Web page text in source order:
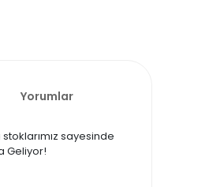
Yorumlar
sayesinde
Geliyor!